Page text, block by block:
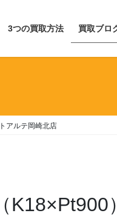
3つの買取方法 買取ブロ
アルテ岡崎北店
K18×Pt900